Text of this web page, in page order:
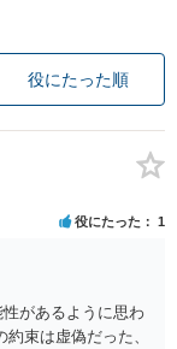
役にたった順
役にたった 1
があるように思わ
束は虚偽だった、